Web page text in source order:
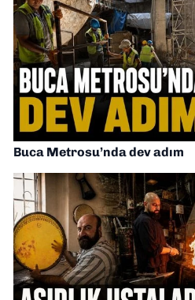
Buca Metrosu’nda dev adım